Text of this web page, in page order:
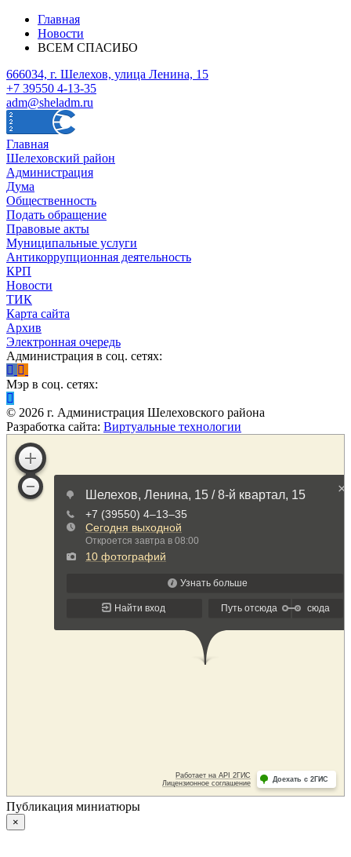
Главная
Новости
ВСЕМ СПАСИБО
666034, г. Шелехов, улица Ленина, 15
+7 39550 4-13-35
adm@sheladm.ru
Главная
Шелеховский район
Администрация
Дума
Общественность
Подать обращение
Правовые акты
Муниципальные услуги
Антикоррупционная деятельность
КРП
Новости
ТИК
Карта сайта
Архив
Электронная очередь
Администрация в соц. сетях:
Мэр в соц. сетях:
© 2026 г. Администрация Шелеховского района
Разработка сайта: Виртуальные технологии
Публикация миниатюры
×